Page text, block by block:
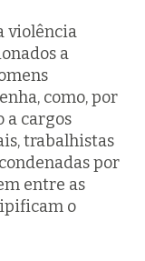
violência
a
como, por
a cargos
trabalhistas
por
entre as
o